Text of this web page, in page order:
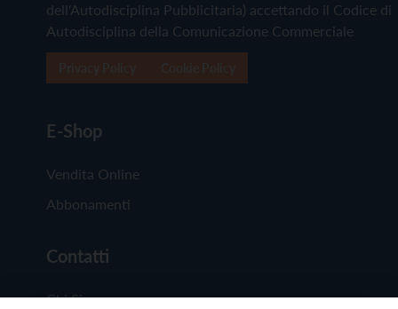
dell'Autodisciplina Pubblicitaria) accettando il Codice di
Autodisciplina della Comunicazione Commerciale
E-Shop
Vendita Online
Abbonamenti
Contatti
Chi Siamo